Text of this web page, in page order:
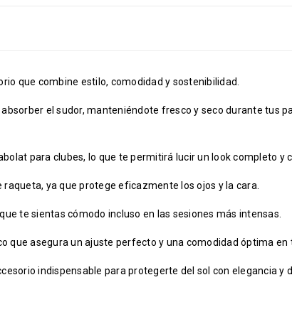
que combine estilo, comodidad y sostenibilidad.
el sudor, manteniéndote fresco y seco durante tus
para clubes, lo que te permitirá lucir un look completo y
ya que protege eficazmente los ojos y la cara.
te sientas cómodo incluso en las sesiones más intensas.
que asegura un ajuste perfecto y una comodidad óptima en
indispensable para protegerte del sol con elegancia y